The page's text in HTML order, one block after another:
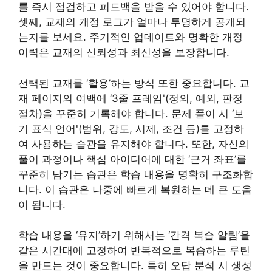
를 즉시 점검하고 피드백을 받을 수 있어야 합니다.
셋째, 교재의 개정 로그가 얼마나 투명하게 공개되
는지를 보세요. 주기적인 업데이트와 명확한 개정
이력은 교재의 신뢰성과 최신성을 보장합니다.
선택된 교재를 ‘활용’하는 방식 또한 중요합니다. 교
재 페이지의 여백에 ‘3줄 프레임'(정의, 예외, 판정
절차)을 꾸준히 기록해야 합니다. 문제 풀이 시 ‘보
기 표식 언어'(범위, 강도, 시제, 조건 등)를 고정하
여 사용하는 습관을 유지해야 합니다. 또한, 자신의
풀이 과정이나 핵심 아이디어에 대한 ‘근거 좌표’를
꾸준히 남기는 습관은 학습 내용을 명확히 구조화합
니다. 이 습관은 나중에 빠르게 복원하는 데 큰 도움
이 됩니다.
학습 내용을 ‘유지’하기 위해서는 ‘간격 복습 알림’을
같은 시간대에 고정하여 반복적으로 복습하는 루틴
을 만드는 것이 중요합니다. 특히 오답 분석 시 생성